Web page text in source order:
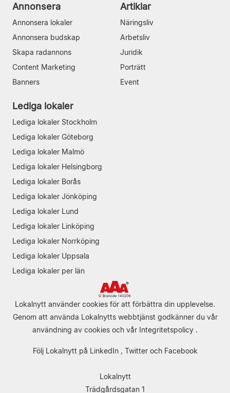
Annonsera
Annonsera lokaler
Annonsera budskap
Skapa radannons
Content Marketing
Banners
Artiklar
Näringsliv
Arbetsliv
Juridik
Porträtt
Event
Lediga lokaler
Lediga lokaler Stockholm
Lediga lokaler Göteborg
Lediga lokaler Malmö
Lediga lokaler Helsingborg
Lediga lokaler Borås
Lediga lokaler Jönköping
Lediga lokaler Lund
Lediga lokaler Linköping
Lediga lokaler Norrköping
Lediga lokaler Uppsala
Lediga lokaler per län
Lokalnytt använder cookies för att förbättra din upplevelse.
Genom att använda Lokalnytts webbtjänst godkänner du vår
användning av cookies och vår Integritetspolicy .
Följ Lokalnytt på LinkedIn, Twitteroch Facebook
Lokalnytt
Trädgårdsgatan 1